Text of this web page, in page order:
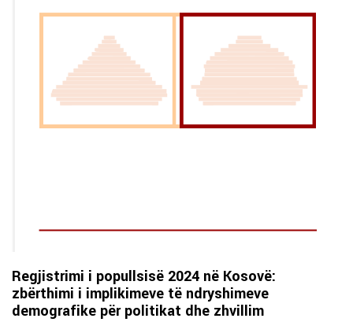
Regjistrimi i popullsisë 2024 në Kosovë:
zbërthimi i implikimeve të ndryshimeve
demografike për politikat dhe zhvillim